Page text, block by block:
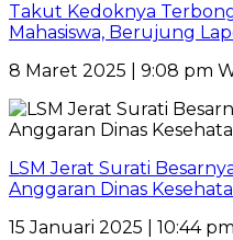
Takut Kedoknya
Mahasiswa, Berujung
8 Maret 2025 | 9:08 pm
LSM Jerat Surati
Anggaran Dinas
15 Januari 2025 | 10:44